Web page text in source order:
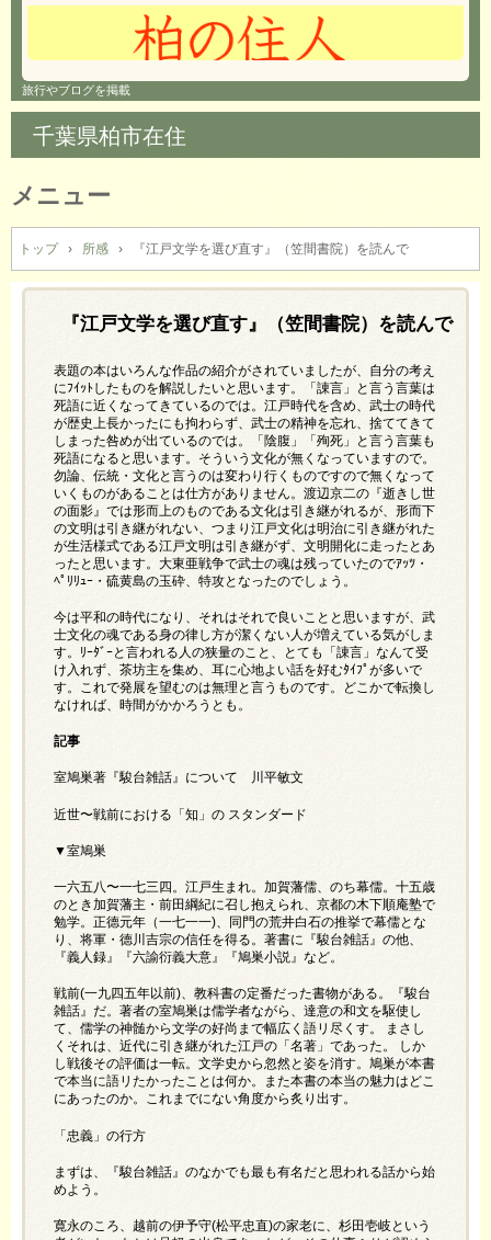
旅行やブログを掲載
千葉県柏市在住
メニュー
コ
ン
テ
ン
トップ › 所感 › 『江戸文学を選び直す』（笠間書院）を読んで
『江戸文学を選び直す』（笠間書院）を読んで
表題の本はいろんな作品の紹介がされていましたが、自分の考え
にﾌｲｯﾄしたものを解説したいと思います。「諌言」と言う言葉は
死語に近くなってきているのでは。江戸時代を含め、武士の時代
が歴史上長かったにも拘わらず、武士の精神を忘れ、捨ててきて
しまった咎めが出ているのでは。「陰腹」「殉死」と言う言葉も
死語になると思います。そういう文化が無くなっていますので。
勿論、伝統・文化と言うのは変わり行くものですので無くなって
いくものがあることは仕方がありません。渡辺京二の『逝きし世
の面影』では形而上のものである文化は引き継がれるが、形而下
の文明は引き継がれない、つまり江戸文化は明治に引き継がれた
が生活様式である江戸文明は引き継がず、文明開化に走ったとあ
ったと思います。大東亜戦争で武士の魂は残っていたのでｱｯﾂ・
ﾍﾟﾘﾘｭｰ・硫黄島の玉砕、特攻となったのでしょう。
今は平和の時代になり、それはそれで良いことと思いますが、武
士文化の魂である身の律し方が潔くない人が増えている気がしま
す。ﾘｰﾀﾞｰと言われる人の狭量のこと、とても「諌言」なんて受
け入れず、茶坊主を集め、耳に心地よい話を好むﾀｲﾌﾟが多いで
す。これで発展を望むのは無理と言うものです。どこかで転換し
なければ、時間がかかろうとも。
記事
室鳩巣著『駿台雑話』について 川平敏文
近世〜戦前における「知」の スタンダード
▼室鳩巣
一六五八〜一七三四。江戸生まれ。加賀藩儒、のち幕儒。十五歳
のとき加賀藩主・前田綱紀に召し抱えられ、京都の木下順庵塾で
勉学。正德元年（一七一一)、同門の荒井白石の推挙で幕儒とな
り、将軍・德川吉宗の信任を得る。著書に『駿台雑話』の他、
『義人録』『六諭衍義大意』『鳩巣小説』など。
戦前(一九四五年以前)、教科書の定番だった書物がある。『駿台
雑話』だ。著者の室鳩巣は儒学者ながら、達意の和文を駆使し
て、儒学の神髄から文学の好尚まで幅広く語リ尽くす。 まさし
くそれは、近代に引き継がれた江戸の「名著」であった。 しか
し戦後その評価は一転。文学史から忽然と姿を消す。鳩巣が本書
で本当に語リたかったことは何か。また本書の本当の魅力はどこ
にあったのか。これまでにない角度から炙り出す。
「忠義」の行方
まずは、『駿台雑話』のなかでも最も有名だと思われる話から始
めよう。
寛永のころ、越前の伊予守(松平忠直)の家老に、杉田壱岐という